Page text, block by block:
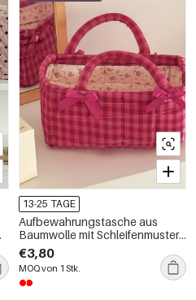
13-25 TAGE
Aufbewahrungstasche aus
Baumwolle mit Schleifenmuster
im romantischen Karomuster
€3,80
MOQ von 1 Stk.